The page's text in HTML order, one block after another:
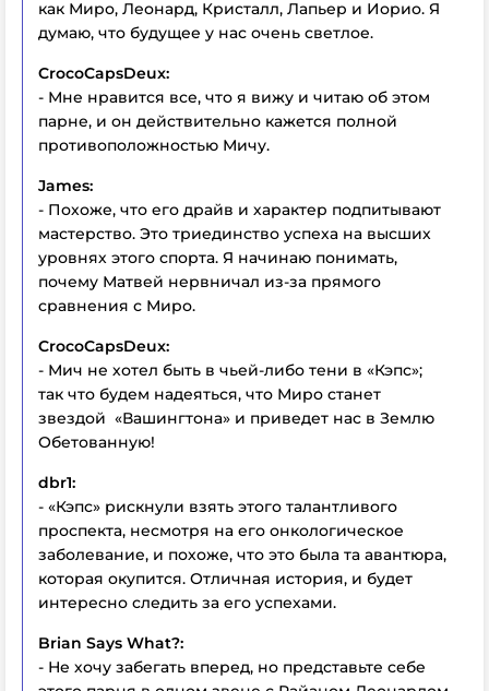
как Миро, Леонард, Кристалл, Лапьер и Иорио. Я
думаю, что будущее у нас очень светлое.
CrocoCapsDeux:
- Мне нравится все, что я вижу и читаю об этом
парне, и он действительно кажется полной
противоположностью Мичу.
James:
- Похоже, что его драйв и характер подпитывают
мастерство. Это триединство успеха на высших
уровнях этого спорта. Я начинаю понимать,
почему Матвей нервничал из-за прямого
сравнения с Миро.
CrocoCapsDeux:
- Мич не хотел быть в чьей-либо тени в «Кэпс»;
так что будем надеяться, что Миро станет
звездой «Вашингтона» и приведет нас в Землю
Обетованную!
dbr1:
- «Кэпс» рискнули взять этого талантливого
проспекта, несмотря на его онкологическое
заболевание, и похоже, что это была та авантюра,
которая окупится. Отличная история, и будет
интересно следить за его успехами.
Brian Says What?:
- Не хочу забегать вперед, но представьте себе